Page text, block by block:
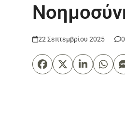
22 Σεπτεμβρίου 2025